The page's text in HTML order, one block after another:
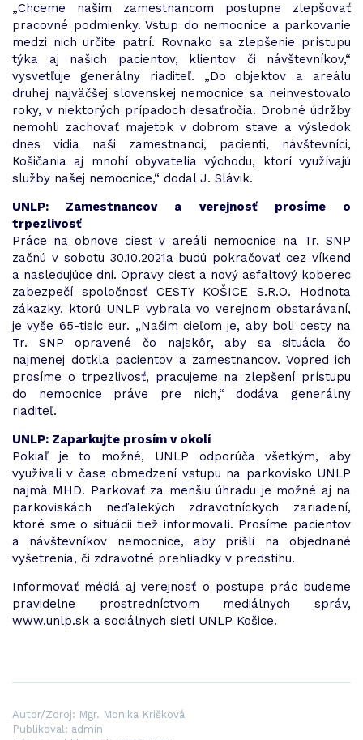
„Chceme našim zamestnancom postupne zlepšovať
pracovné podmienky. Vstup do nemocnice a parkovanie
medzi nich určite patrí. Rovnako sa zlepšenie prístupu
týka aj našich pacientov, klientov či návštevníkov,“
vysvetľuje generálny riaditeľ. „Do objektov a areálu
druhej najväčšej slovenskej nemocnice sa neinvestovalo
roky, v niektorých prípadoch desaťročia. Drobné údržby
nemohli zachovať majetok v dobrom stave a výsledok
dnes vidia naši zamestnanci, pacienti, návštevníci,
Košičania aj mnohí obyvatelia východu, ktorí využívajú
služby našej nemocnice,“ dodal J. Slávik.
UNLP: Zamestnancov a verejnosť prosíme o
trpezlivosť
Práce na obnove ciest v areáli nemocnice na Tr. SNP
začnú v sobotu 30.10.2021a budú pokračovať cez víkend
a nasledujúce dni. Opravy ciest a nový asfaltový koberec
zabezpečí spoločnosť CESTY KOŠICE S.R.O. Hodnota
zákazky, ktorú UNLP vybrala vo verejnom obstarávaní,
je vyše 65-tisíc eur. „Našim cieľom je, aby boli cesty na
Tr. SNP opravené čo najskôr, aby sa situácia čo
najmenej dotkla pacientov a zamestnancov. Vopred ich
prosíme o trpezlivosť, pracujeme na zlepšení prístupu
do nemocnice práve pre nich,“ dodáva generálny
riaditeľ.
UNLP: Zaparkujte prosím v okolí
Pokiaľ je to možné, UNLP odporúča všetkým, aby
využívali v čase obmedzení vstupu na parkovisko UNLP
najmä MHD. Parkovať za menšiu úhradu je možné aj na
parkoviskách neďalekých zdravotníckych zariadení,
ktoré sme o situácii tiež informovali. Prosíme pacientov
a návštevníkov nemocnice, aby prišli na objednané
vyšetrenia, či zdravotné prehliadky v predstihu.
Informovať médiá aj verejnosť o postupe prác budeme
pravidelne prostredníctvom mediálnych správ,
www.unlp.sk a sociálnych sietí UNLP Košice.
Autor/Zdroj: Mgr. Monika Krišková
Publikoval: admin